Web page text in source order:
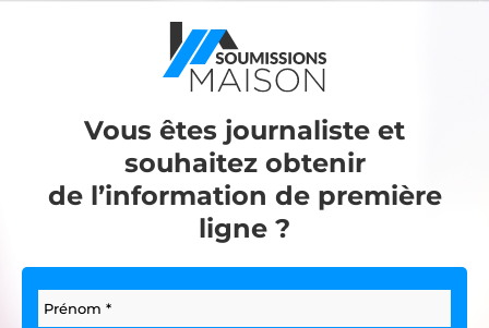
Vous êtes journaliste et
souhaitez obtenir
de l’information de première
ligne ?